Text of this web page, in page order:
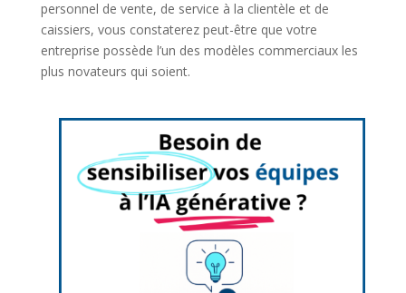
personnel de vente, de service à la clientèle et de
caissiers, vous constaterez peut-être que votre
entreprise possède l’un des modèles commerciaux les
plus novateurs qui soient.